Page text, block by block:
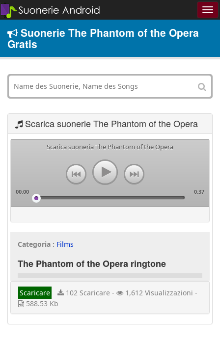
Suonerie The Phantom of the Opera
Gratis
Scarica suonerie The Phantom of the Opera
Scarica suoneria The Phantom of the Opera
00:00 0:37
Categoria : Films
The Phantom of the Opera ringtone
Scaricare 102 Scaricare -
1,612 Visualizzazioni -
588.53 Kb